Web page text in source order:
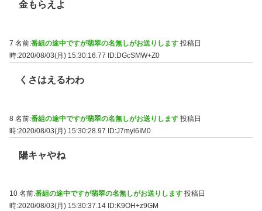
金もらえよ
7 名前:番組の途中ですが翡翠の名無しがお送りします 投稿日
時:2020/08/03(月) 15:30:16.77
ID:DGcSMW+Z0
くさはえるわわ
8 名前:番組の途中ですが翡翠の名無しがお送りします 投稿日
時:2020/08/03(月) 15:30:28.97 ID:J7myl6IM0
陽キャやね
10 名前:番組の途中ですが翡翠の名無しがお送りします 投稿日
時:2020/08/03(月) 15:30:37.14 ID:K9OH+z9GM